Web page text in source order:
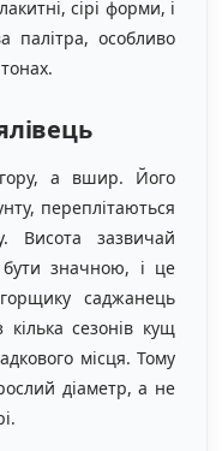
сірі форми, і
палітра, особливо
а вшир. Його
переплітаються
Висота зазвичай
значною, і це
саджанець
сезонів кущ
місця. Тому
діаметр, а не